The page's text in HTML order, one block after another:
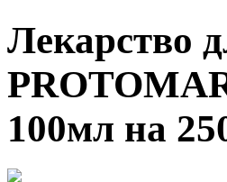
Лекарство
100мл на